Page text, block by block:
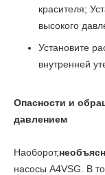
красителя;
высокого
Установите
внутренней
Опасности и
давлением
Наоборот,
насосы A4VSG. В